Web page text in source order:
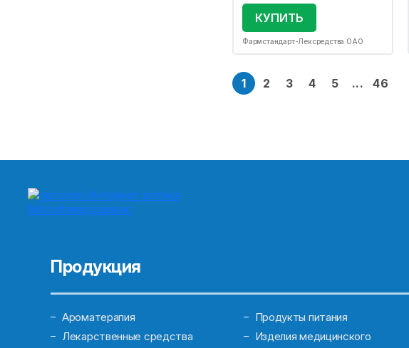
КУПИТЬ
Фармстандарт-Лексредства ОАО
1 2 3 4 5 ... 46
Продукция
Ароматерапия
Лекарственные средства
Продукты питания
Изделия медицинского